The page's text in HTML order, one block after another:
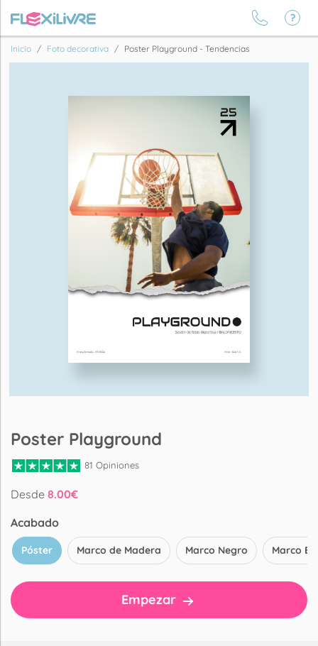
Inicio Foto decorativa Poster Playground - Tendencias
Poster Playground
81 Opiniones
Desde 8.00€
Acabado
Póster Marco de Madera Marco Negro Marco
Empezar